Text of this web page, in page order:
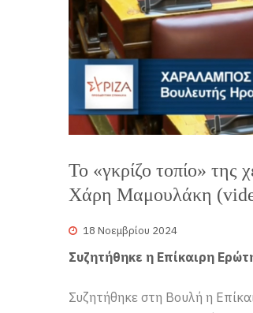
Το «γκρίζο τοπίο»
Χάρη Μαμουλάκη
18 Νοεμβρίου 2024
Συζητήθηκε η Επίκαιρη
Συζητήθηκε στη Βουλή η